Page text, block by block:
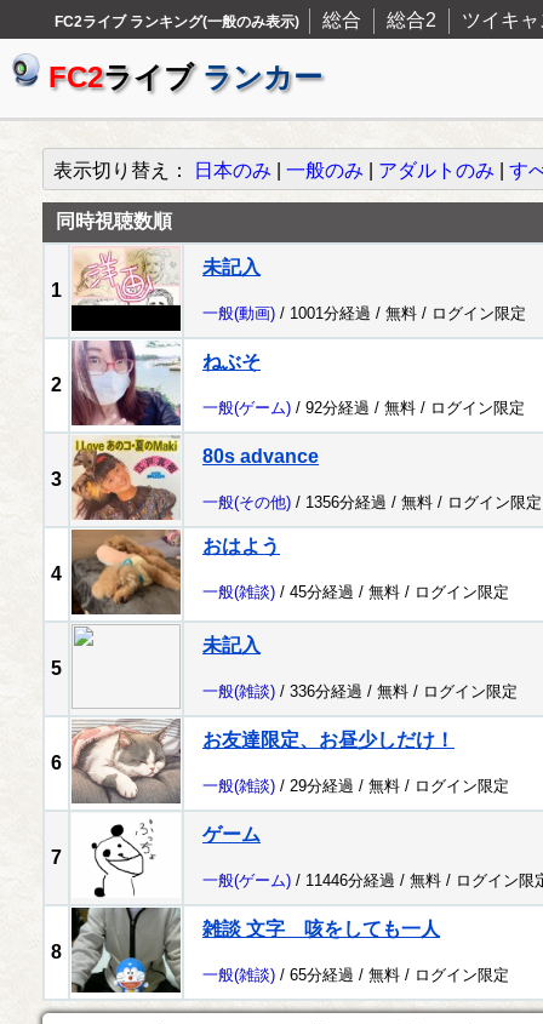
FC2ライブ ランキング(一般のみ表示) 総合 総合2 ツイキャ
FC2ライブ ランカー
表示切り替え： 日本のみ 一般のみ アダルトのみ す
同時視聴数順
1
未記入
一般(動画) / 1001分経過 / 無料 / ログイン限定
2
ねぶそ
一般(ゲーム) / 92分経過 / 無料 / ログイン限定
3
80s advance
一般(その他) / 1356分経過 / 無料 / ログイン限定
4
おはよう
一般(雑談) / 45分経過 / 無料 / ログイン限定
5
未記入
一般(雑談) / 336分経過 / 無料 / ログイン限定
6
お友達限定、お昼少しだけ！
一般(雑談) / 29分経過 / 無料 / ログイン限定
7
ゲーム
一般(ゲーム) / 11446分経過 / 無料 / ログイン限
8
雑談 文字 咳をしても一人
一般(雑談) / 65分経過 / 無料 / ログイン限定